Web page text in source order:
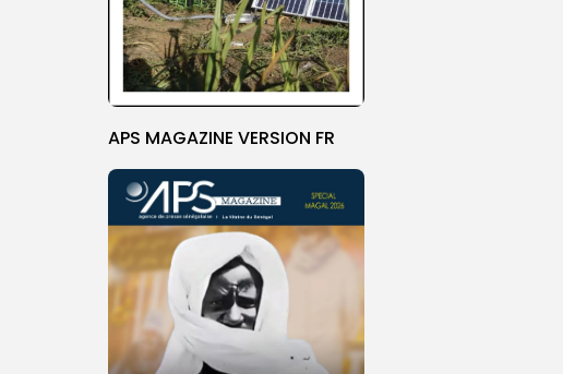
APS MAGAZINE VERSION FR